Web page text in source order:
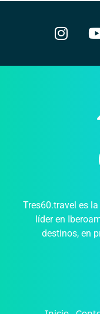
Tres60.travel es
líder en
destinos, en